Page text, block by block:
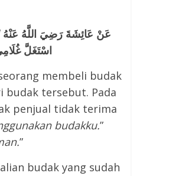
عَنْ عَائِشَةَ رَضِيَ اللَّهُ عَنْهُ
اسْتَغَلَّ
membeli budak
budak tersebut. Pada
penjual tidak terima
budakku.”
”
budak yang sudah